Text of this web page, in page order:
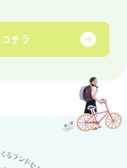
コチラ